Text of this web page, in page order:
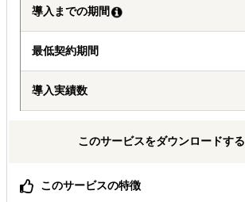
導入までの期間
最低契約期間
導入実績数
このサービスをダウンロードする
このサービスの特徴